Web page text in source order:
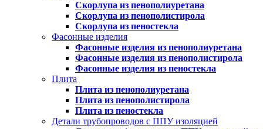
Скорлупа из пенополиуретана
Скорлупа из пенополистирола
Скорлупа из пеностекла
Фасонные изделия
Фасонные изделия из пенополиуретана
Фасонные изделия из пенополистирола
Фасонные изделия из пеностекла
Плита
Плита из пенополиуретана
Плита из пенополистирола
Плита из пеностекла
Детали трубопроводов с ППУ изоляцией